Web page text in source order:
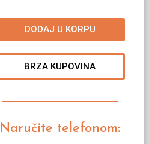
DODAJ U KORPU
BRZA KUPOVINA
Naručite telefonom: